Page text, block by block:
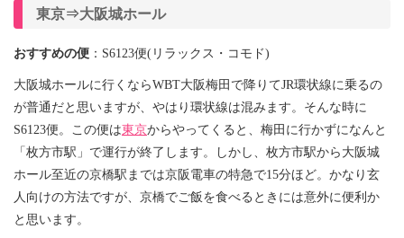
東京⇒大阪城ホール
おすすめの便 ：S6123便(リラックス・コモド)
大阪城ホールに行くならWBT大阪梅田で降りてJR環状線に乗るの
が普通だと思いますが、やはり環状線は混みます。そんな時に
S6123便。この便は東京からやってくると、梅田に行かずになんと
「枚方市駅」で運行が終了します。しかし、枚方市駅から大阪城
ホール至近の京橋駅までは京阪電車の特急で15分ほど。かなり玄
人向けの方法ですが、京橋でご飯を食べるときには意外に便利か
と思います。